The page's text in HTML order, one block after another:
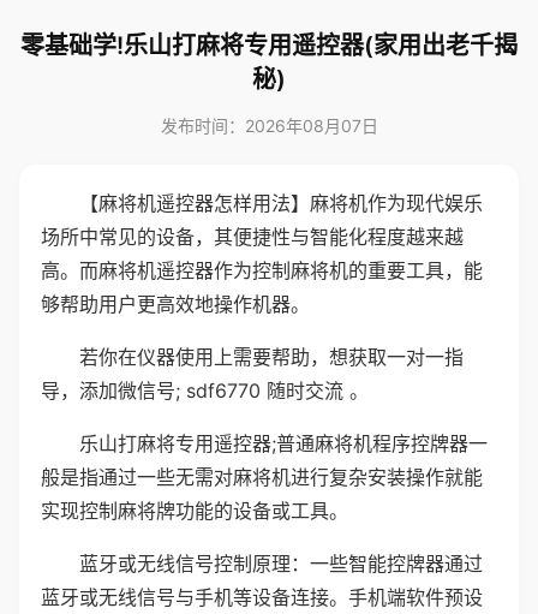
零基础学!乐山打麻将专用遥控器(家用出老千揭
秘)
发布时间：2026年08月07日
【麻将机遥控器怎样用法】麻将机作为现代娱乐
场所中常见的设备，其便捷性与智能化程度越来越
高。而麻将机遥控器作为控制麻将机的重要工具，能
够帮助用户更高效地操作机器。
若你在仪器使用上需要帮助，想获取一对一指
导，添加微信号; sdf6770 随时交流 。
乐山打麻将专用遥控器;普通麻将机程序控牌器一
般是指通过一些无需对麻将机进行复杂安装操作就能
实现控制麻将牌功能的设备或工具。
蓝牙或无线信号控制原理：一些智能控牌器通过
蓝牙或无线信号与手机等设备连接。手机端软件预设